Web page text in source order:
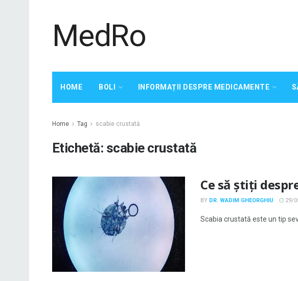
MedRo
HOME BOLI INFORMAȚII DESPRE MEDICAMENTE
Home Tag scabie crustată
Etichetă: scabie crustată
Ce să știți
BY DR. WADIM GHEORGHIU 29/
Scabia crustată este un tip